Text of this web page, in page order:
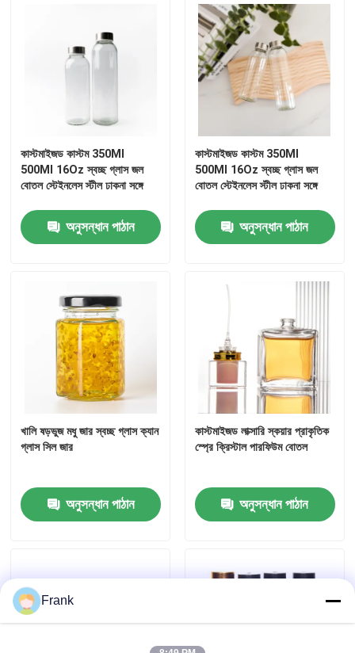
কাচের বোতল
গ্লাসের জার
জার বোতল ক্যাপ
গৃহস্থালি গ্লাসওয়্যার
কাস্টমাইজড কাস্টম 350Ml
500Ml 16Oz স্বচ্ছ গ্লাস জল
বোতল স্টেইনলেস স্টীল ঢাকনা সঙ্গে
অনুসন্ধান পাঠান
কাস্টমাইজড কাস্টম 350Ml
500Ml 16Oz স্বচ্ছ গ্লাস জল
বোতল স্টেইনলেস স্টীল ঢাকনা সঙ্গে
অনুসন্ধান পাঠান
খালি ষড়ভুজ মধু জার স্বচ্ছ গ্লাস ক্যান
গ্লাস সিল জার
অনুসন্ধান পাঠান
কাস্টমাইজড লাক্সারি স্কয়ার প্রাকৃতিক
স্প্রে ক্রিস্টাল পারফিউম বোতল
অনুসন্ধান পাঠান
Frank